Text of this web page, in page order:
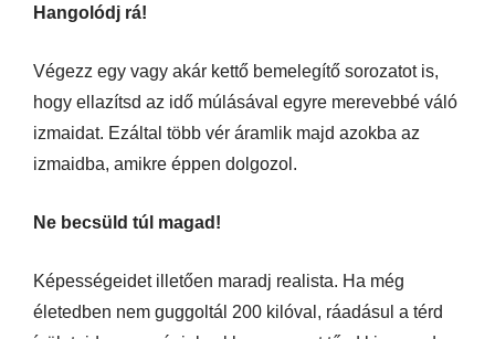
Hangolódj rá!
Végezz egy vagy akár kettő bemelegítő sorozatot is,
hogy ellazítsd az idő múlásával egyre merevebbé váló
izmaidat. Ezáltal több vér áramlik majd azokba az
izmaidba, amikre éppen dolgozol.
Ne becsüld túl magad!
Képességeidet illetően maradj realista. Ha még
életedben nem guggoltál 200 kilóval, ráadásul a térd